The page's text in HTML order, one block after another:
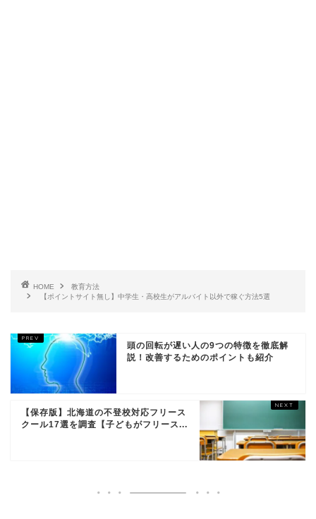
HOME
教育方法
【ポイントサイト無し】中学生・高校生がアルバイト以外で稼ぐ方法5選
頭の回転が遅い人の9つの特徴を徹底解
説！改善するためのポイントも紹介
【保存版】北海道の不登校対応フリース
クール17選を調査【子どもがフリース...